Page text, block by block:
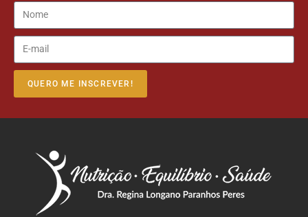
QUERO ME INSCREVER!